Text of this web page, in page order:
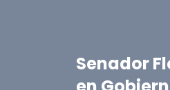
Senador